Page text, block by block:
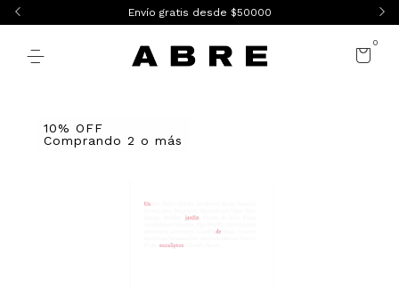
Envío gratis desde $50000
0
10% OFF
Comprando 2 o más